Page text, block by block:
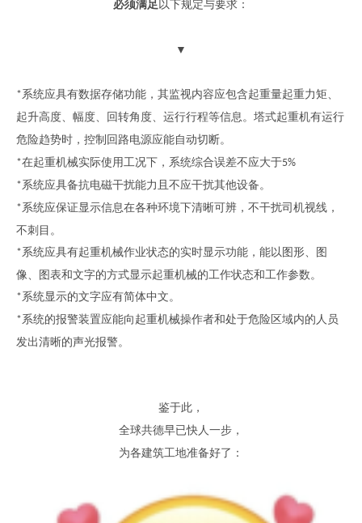
必须满足 以下规定与要求：
▼
* 系统应具有数据存储功能，其监视内容应包含起重量起重力矩、
起升高度、幅度、回转角度、运行行程等信息。塔式起重机有运行
危险趋势时，控制回路电源应能自动切断。
*在起重机械实际使用工况下，系统综合误差不应大于5%
* 系统应具备抗电磁干扰能力且不应干扰其他设备。
* 系统应保证显示信息在各种环境下清晰可辨，不干扰司机视线，
不刺目。
* 系统应具有起重机械作业状态的实时显示功能，能以图形、图
像、图表和文字的方式显示起重机械的工作状态和工作参数。
* 系统显示的文字应有简体中文。
* 系统的报警装置应能向起重机械操作者和处于危险区域内的人员
发出清晰的声光报警。
鉴于此 ，
全球共德早已快人一步 ，
为各建筑工地准备好了 ：